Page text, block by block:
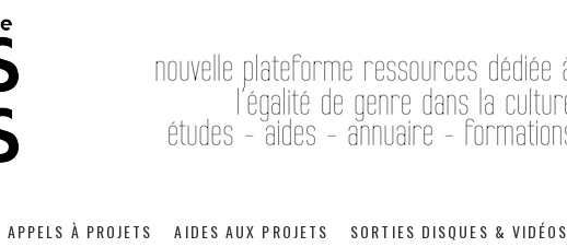
APPELS À PROJETS AIDES AUX PROJETS SORTIES DISQUES & VIDÉOS